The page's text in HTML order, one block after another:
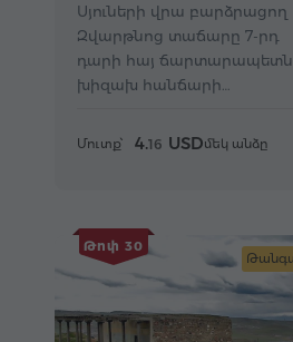
Սյուների վրա բարձրացող
Զվարթնոց տաճարը 7-րդ
դարի հայ
խիզախ հանճարի
Մուտք՝ 4.16 USDմեկ անձը
Թոփ 30